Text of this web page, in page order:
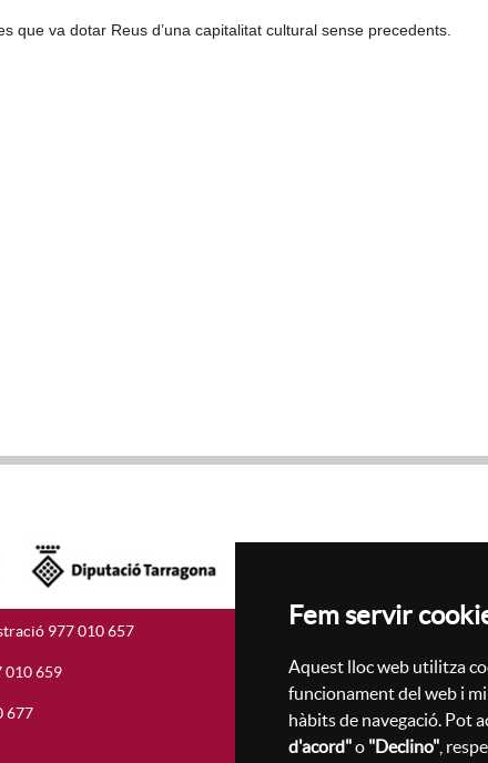
Fem servir
Aquest lloc web utilitza
funcionament del web i
hàbits de navegació. Pot
d'acord"o "Declino" ,
que va dotar Reus d’una capitalitat cultural sense precedents.
977 010 657
010 659
677
Mapa Web